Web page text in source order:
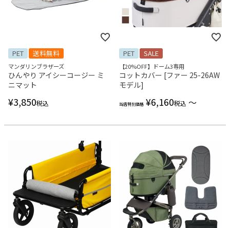
PET 送料無料
マンダリンブラザーズ
ひんやり アイシーコージー ミ
ニマット
¥3,850税込
PET SALE
【20%OFF】ドーム3専用
コットカバー [ファー 25-26AW
モデル]
当店特別価格 ¥6,160税込 〜